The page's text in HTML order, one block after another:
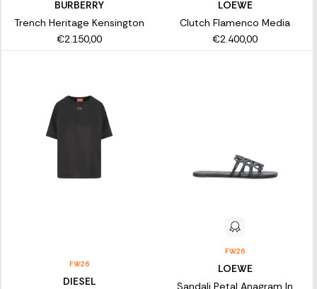
BURBERRY
Trench Heritage Kensington
€2.150,00
LOEWE
Clutch Flamenco Media
€2.400,00
FW26
DIESEL
FW26
LOEWE
Sandali Petal Anagram In